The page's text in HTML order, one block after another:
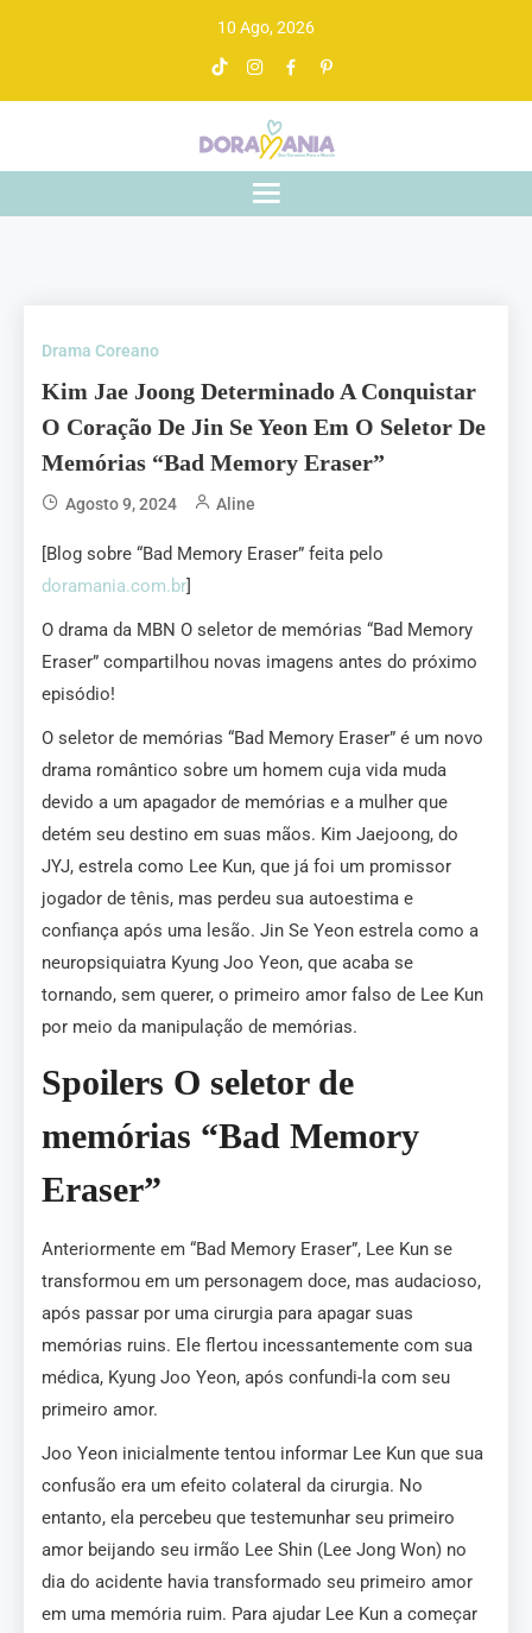
10 Ago, 2026
Doramania
De drama asiático a gente entende
Drama Coreano
Kim Jae Joong Determinado A Conquistar
O Coração De Jin Se Yeon Em O Seletor De
Memórias “Bad Memory Eraser”
Agosto 9, 2024 Aline
[Blog sobre “Bad Memory Eraser” feita pelo
doramania.com.br]
O drama da MBN O seletor de memórias “Bad Memory
Eraser” compartilhou novas imagens antes do próximo
episódio!
O seletor de memórias “Bad Memory Eraser” é um novo
drama romântico sobre um homem cuja vida muda
devido a um apagador de memórias e a mulher que
detém seu destino em suas mãos. Kim Jaejoong, do
JYJ, estrela como Lee Kun, que já foi um promissor
jogador de tênis, mas perdeu sua autoestima e
confiança após uma lesão. Jin Se Yeon estrela como a
neuropsiquiatra Kyung Joo Yeon, que acaba se
tornando, sem querer, o primeiro amor falso de Lee Kun
por meio da manipulação de memórias.
Spoilers O seletor de
memórias “Bad Memory
Eraser”
Anteriormente em “Bad Memory Eraser”, Lee Kun se
transformou em um personagem doce, mas audacioso,
após passar por uma cirurgia para apagar suas
memórias ruins. Ele flertou incessantemente com sua
médica, Kyung Joo Yeon, após confundi-la com seu
primeiro amor.
Joo Yeon inicialmente tentou informar Lee Kun que sua
confusão era um efeito colateral da cirurgia. No
entanto, ela percebeu que testemunhar seu primeiro
amor beijando seu irmão Lee Shin (Lee Jong Won) no
dia do acidente havia transformado seu primeiro amor
em uma memória ruim. Para ajudar Lee Kun a começar